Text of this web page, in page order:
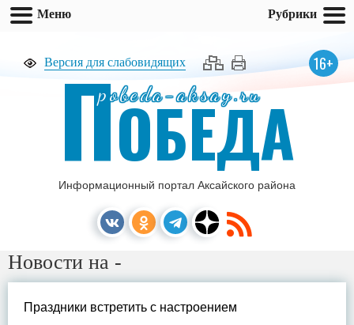
Версия для слабовидящих 16+
pobeda-aksay.ru
ПОБЕДА
Информационный портал Аксайского района
Новости на -
Праздники встретить с настроением
Меню Рубрики